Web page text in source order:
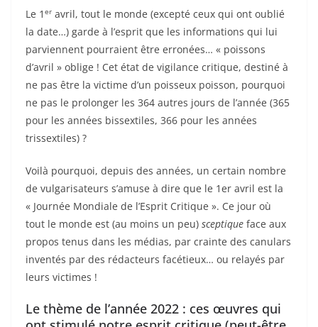
Le 1 er avril, tout le monde (excepté ceux qui ont oublié
la date…) garde à l’esprit que les informations qui lui
parviennent pourraient être erronées… « poissons
d’avril » oblige ! Cet état de vigilance critique, destiné à
ne pas être la victime d’un poisseux poisson, pourquoi
ne pas le prolonger les 364 autres jours de l’année (365
pour les années bissextiles, 366 pour les années
trissextiles) ?
Voilà pourquoi, depuis des années, un certain nombre
de vulgarisateurs s’amuse à dire que le 1er avril est la
« Journée Mondiale de l’Esprit Critique ». Ce jour où
tout le monde est (au moins un peu) sceptique face aux
propos tenus dans les médias, par crainte des canulars
inventés par des rédacteurs facétieux… ou relayés par
leurs victimes !
Le thème de l’année 2022 : ces œuvres qui